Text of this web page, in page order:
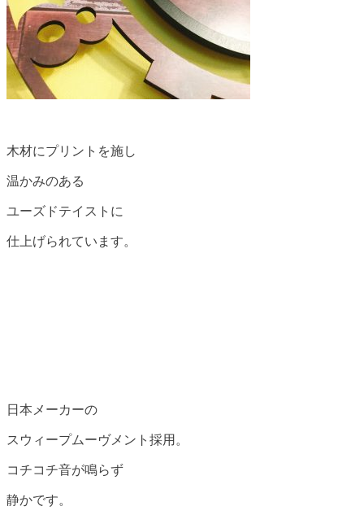
木材にプリントを施し
温かみのある
ユーズドテイストに
仕上げられています。
日本メーカーの
スウィープムーヴメント採用。
コチコチ音が鳴らず
静かです。